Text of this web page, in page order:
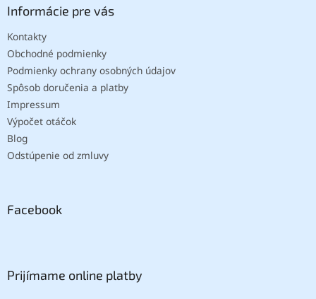
Informácie pre vás
Kontakty
Obchodné podmienky
Podmienky ochrany osobných údajov
Spôsob doručenia a platby
Impressum
Výpočet otáčok
Blog
Odstúpenie od zmluvy
Facebook
Prijímame online platby